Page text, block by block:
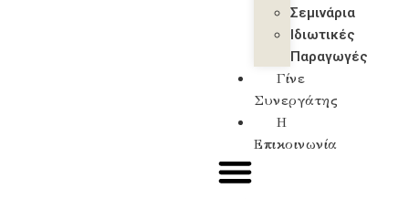
Σεμινάρια
Ιδιωτικές
Παραγωγές
Γίνε
Συνεργάτης
Η
Επικοινωνία